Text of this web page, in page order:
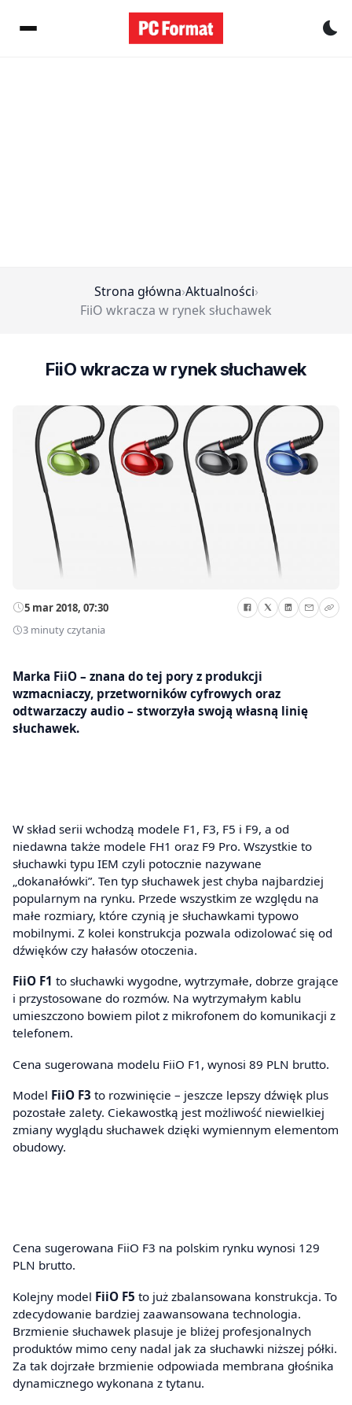
Strona główna›Aktualności›
FiiO wkracza w rynek słuchawek
FiiO wkracza w rynek słuchawek
5 mar 2018, 07:30
3 minuty czytania
Marka FiiO – znana do tej pory z produkcji
wzmacniaczy, przetworników cyfrowych oraz
odtwarzaczy audio – stworzyła swoją własną linię
słuchawek.
W skład serii wchodzą modele F1, F3, F5 i F9, a od
niedawna także modele FH1 oraz F9 Pro. Wszystkie to
słuchawki typu IEM czyli potocznie nazywane
„dokanałówki”. Ten typ słuchawek jest chyba najbardziej
popularnym na rynku. Przede wszystkim ze względu na
małe rozmiary, które czynią je słuchawkami typowo
mobilnymi. Z kolei konstrukcja pozwala odizolować się od
dźwięków czy hałasów otoczenia.
FiiO F1 to słuchawki wygodne, wytrzymałe, dobrze grające
i przystosowane do rozmów. Na wytrzymałym kablu
umieszczono bowiem pilot z mikrofonem do komunikacji z
telefonem.
Cena sugerowana modelu FiiO F1, wynosi 89 PLN brutto.
Model FiiO F3 to rozwinięcie – jeszcze lepszy dźwięk plus
pozostałe zalety. Ciekawostką jest możliwość niewielkiej
zmiany wyglądu słuchawek dzięki wymiennym elementom
obudowy.
Cena sugerowana FiiO F3 na polskim rynku wynosi 129
PLN brutto.
Kolejny model FiiO F5 to już zbalansowana konstrukcja. To
zdecydowanie bardziej zaawansowana technologia.
Brzmienie słuchawek plasuje je bliżej profesjonalnych
produktów mimo ceny nadal jak za słuchawki niższej półki.
Za tak dojrzałe brzmienie odpowiada membrana głośnika
dynamicznego wykonana z tytanu.